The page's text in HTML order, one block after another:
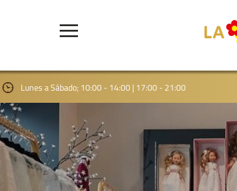
Lunes a Sábado; 10:00 - 14:00 | 17:00 - 21:00